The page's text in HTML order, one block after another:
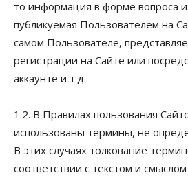
то информация в форме вопроса
публикуемая Пользователем на
самом Пользователе,
регистрации на Сайте или
аккаунте и т.д.
1.2. В Правилах пользования
использованы термины, не
В этих случаях толкование
соответствии с текстом и